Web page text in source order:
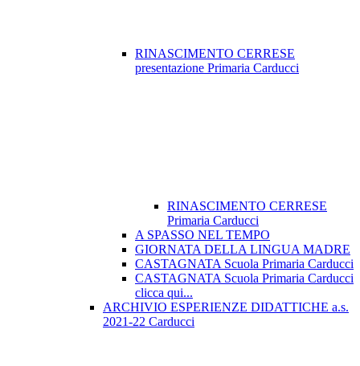
RINASCIMENTO CERRESE
presentazione Primaria Carducci
RINASCIMENTO CERRESE
Primaria Carducci
A SPASSO NEL TEMPO
GIORNATA DELLA LINGUA MADRE
CASTAGNATA Scuola Primaria Carducci
CASTAGNATA Scuola Primaria Carducci
clicca qui...
ARCHIVIO ESPERIENZE DIDATTICHE a.s.
2021-22 Carducci